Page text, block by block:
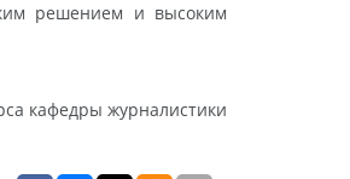
решением и высоким
кафедры журналистики